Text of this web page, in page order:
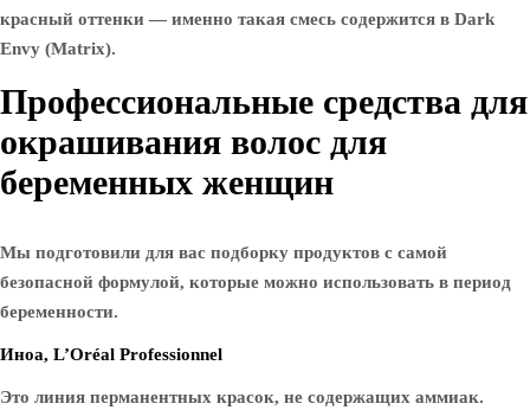
красный оттенки — именно такая смесь содержится в Dark
Envy (Matrix).
Профессиональные средства для
окрашивания волос для
беременных женщин
Мы подготовили для вас подборку продуктов с самой
безопасной формулой, которые можно использовать в период
беременности.
Иноа, L’Oréal Professionnel
Это линия перманентных красок, не содержащих аммиак.